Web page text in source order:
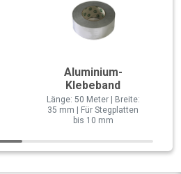
Aluminium-
Klebeband
Länge: 50 Meter | Breite:
35 mm | Für Stegplatten
bis 10 mm